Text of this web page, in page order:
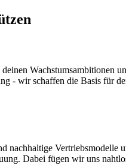
Wachstumsambitionen
- wir schaffen die Basis für
nachhaltige Vertriebsmodelle
Dabei fügen wir uns